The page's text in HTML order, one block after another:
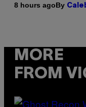
8 hours agoBy
MORE
FROM